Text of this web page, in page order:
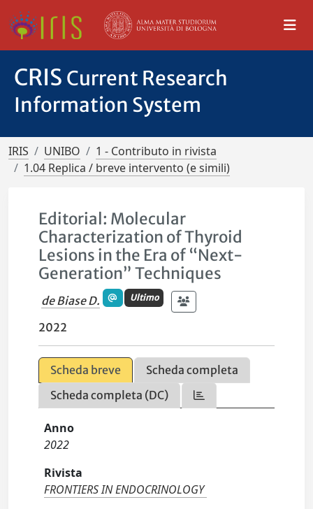
CRIS Current Research
Information System
IRIS UNIBO
1 - Contributo in rivista
1.04 Replica / breve intervento (e simili)
Editorial: Molecular
Characterization of Thyroid
Lesions in the Era of “Next-
Generation” Techniques
de Biase D. Ultimo
2022
Scheda breve
Scheda completa
Scheda completa (DC)
Anno
2022
Rivista
FRONTIERS IN ENDOCRINOLOGY